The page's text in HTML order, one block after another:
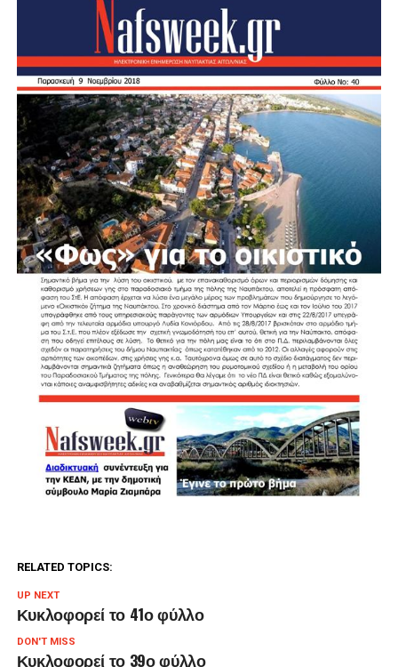
RELATED TOPICS:
UP NEXT
Κυκλοφορεί το 41ο φύλλο
DON'T MISS
Κυκλοφορεί το 39ο φύλλο